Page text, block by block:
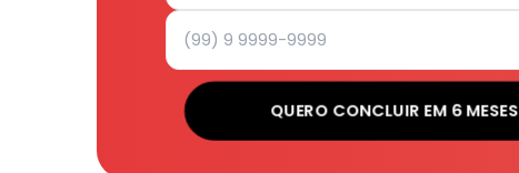
QUERO CONCLUIR EM 6 MESES